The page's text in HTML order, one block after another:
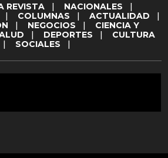
REVISTA | NACIONALES |
| COLUMNAS | ACTUALIDAD |
| NEGOCIOS | CIENCIA Y
| DEPORTES | CULTURA
| SOCIALES |